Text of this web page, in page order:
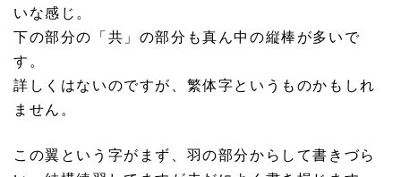
いな感じ。
下の部分の「共」の部分も真ん中の縦棒が多いで
す。
詳しくはないのですが、繁体字というものかもしれ
ません。
この翼という字がまず、羽の部分からして書きづら